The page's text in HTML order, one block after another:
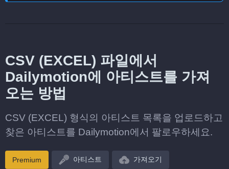
CSV (EXCEL) 파일에서
Dailymotion에 아티스트를 가져
오는 방법
CSV (EXCEL) 형식의 아티스트 목록을 업로드하고
찾은 아티스트를 Dailymotion에서 팔로우하세요.
Premium 아티스트 가져오기